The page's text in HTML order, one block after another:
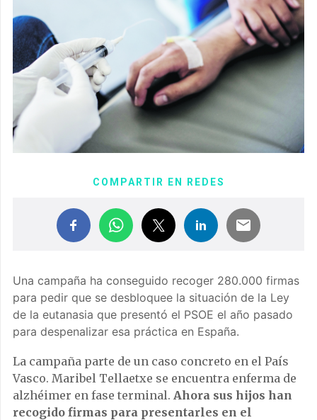
COMPARTIR EN REDES
Una campaña ha conseguido recoger 280.000 firmas
para pedir que se desbloquee la situación de la Ley
de la eutanasia que presentó el PSOE el año pasado
para despenalizar esa práctica en España.
La campaña parte de un caso concreto en el País
Vasco. Maribel Tellaetxe se encuentra enferma de
alzhéimer en fase terminal. Ahora sus hijos han
recogido firmas para presentarles en el